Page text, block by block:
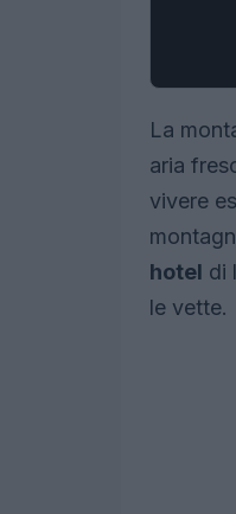
La
aria
vivere
hotel di
le vette.